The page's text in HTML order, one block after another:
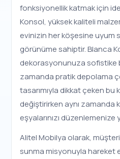
fonksiyonellik katmak için
Konsol, yüksek kaliteli
evinizin her köşesine uyum
görünüme sahiptir. Blanca
dekorasyonunuza sofistike
zamanda pratik depolama
tasarımıyla dikkat çeken bu
değiştirirken aynı zamanda
eşyalarınızı düzenlemenize
Alitel Mobilya olarak,
sunma misyonuyla hareket